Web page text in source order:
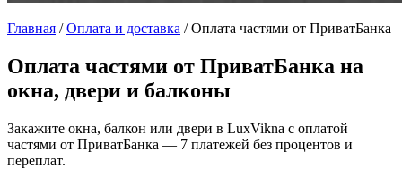
Главная /Оплата и доставка /Оплата частями от ПриватБанка
Оплата частями от ПриватБанка на
окна, двери и балконы
Закажите окна, балкон или двери в LuxVikna с оплатой
частями от ПриватБанка — 7 платежей без процентов и
переплат.